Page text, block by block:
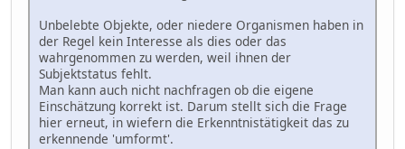
Unbelebte Objekte, oder niedere Organismen haben in
der Regel kein Interesse als dies oder das
wahrgenommen zu werden, weil ihnen der
Subjektstatus fehlt.
Man kann auch nicht nachfragen ob die eigene
Einschätzung korrekt ist. Darum stellt sich die Frage
hier erneut, in wiefern die Erkenntnistätigkeit das zu
erkennende 'umformt'.